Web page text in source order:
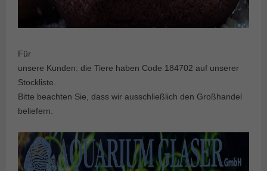
Für
unsere Kunden: die Tiere haben Code 184702 auf unserer
Stockliste.
Bitte beachten Sie, dass wir ausschließlich den Großhandel
beliefern.